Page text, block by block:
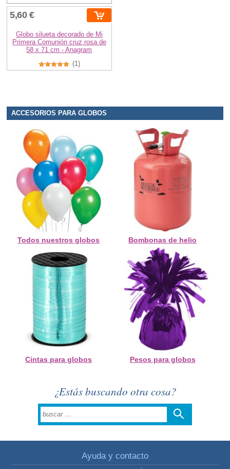
5,60 €
Globo silueta decorado de Mi
Primera Comunión cruz rosa de
58 x 71 cm - Anagram
(1)
ACCESORIOS PARA GLOBOS
Todos nuestros globos Bombonas de helio
Cintas para globos Pesos para globos
¿Estás buscando otra cosa?
Ayuda y contacto